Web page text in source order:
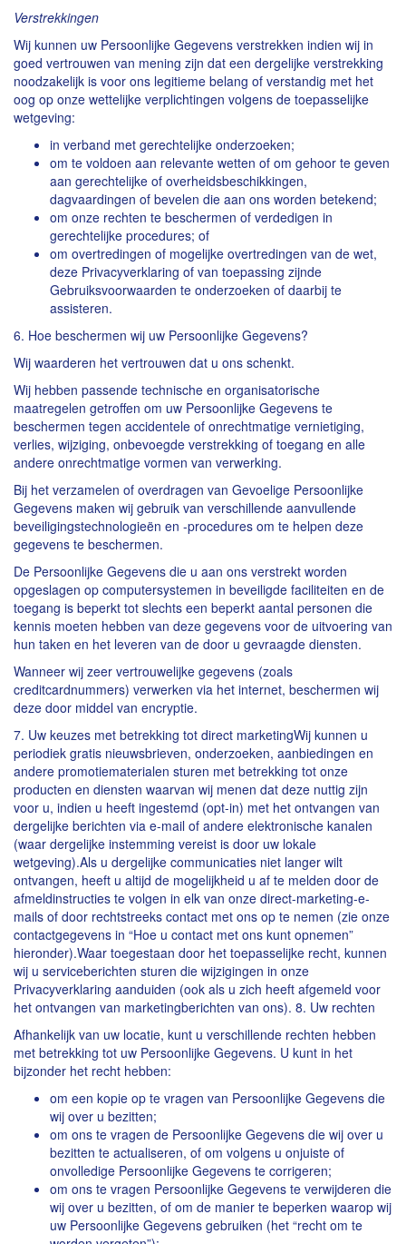
Verstrekkingen
Wij kunnen uw Persoonlijke Gegevens verstrekken indien wij in
goed vertrouwen van mening zijn dat een dergelijke verstrekking
noodzakelijk is voor ons legitieme belang of verstandig met het
oog op onze wettelijke verplichtingen volgens de toepasselijke
wetgeving:
in verband met gerechtelijke onderzoeken;
om te voldoen aan relevante wetten of om gehoor te geven
aan gerechtelijke of overheidsbeschikkingen,
dagvaardingen of bevelen die aan ons worden betekend;
om onze rechten te beschermen of verdedigen in
gerechtelijke procedures; of
om overtredingen of mogelijke overtredingen van de wet,
deze Privacyverklaring of van toepassing zijnde
Gebruiksvoorwaarden te onderzoeken of daarbij te
assisteren.
6. Hoe beschermen wij uw Persoonlijke Gegevens?
Wij waarderen het vertrouwen dat u ons schenkt.
Wij hebben passende technische en organisatorische
maatregelen getroffen om uw Persoonlijke Gegevens te
beschermen tegen accidentele of onrechtmatige vernietiging,
verlies, wijziging, onbevoegde verstrekking of toegang en alle
andere onrechtmatige vormen van verwerking.
Bij het verzamelen of overdragen van Gevoelige Persoonlijke
Gegevens maken wij gebruik van verschillende aanvullende
beveiligingstechnologieën en -procedures om te helpen deze
gegevens te beschermen.
De Persoonlijke Gegevens die u aan ons verstrekt worden
opgeslagen op computersystemen in beveiligde faciliteiten en de
toegang is beperkt tot slechts een beperkt aantal personen die
kennis moeten hebben van deze gegevens voor de uitvoering van
hun taken en het leveren van de door u gevraagde diensten.
Wanneer wij zeer vertrouwelijke gegevens (zoals
creditcardnummers) verwerken via het internet, beschermen wij
deze door middel van encryptie.
7. Uw keuzes met betrekking tot direct marketingWij kunnen u
periodiek gratis nieuwsbrieven, onderzoeken, aanbiedingen en
andere promotiematerialen sturen met betrekking tot onze
producten en diensten waarvan wij menen dat deze nuttig zijn
voor u, indien u heeft ingestemd (opt-in) met het ontvangen van
dergelijke berichten via e-mail of andere elektronische kanalen
(waar dergelijke instemming vereist is door uw lokale
wetgeving).Als u dergelijke communicaties niet langer wilt
ontvangen, heeft u altijd de mogelijkheid u af te melden door de
afmeldinstructies te volgen in elk van onze direct-marketing-e-
mails of door rechtstreeks contact met ons op te nemen (zie onze
contactgegevens in “Hoe u contact met ons kunt opnemen”
hieronder).Waar toegestaan door het toepasselijke recht, kunnen
wij u serviceberichten sturen die wijzigingen in onze
Privacyverklaring aanduiden (ook als u zich heeft afgemeld voor
het ontvangen van marketingberichten van ons). 8. Uw rechten
Afhankelijk van uw locatie, kunt u verschillende rechten hebben
met betrekking tot uw Persoonlijke Gegevens. U kunt in het
bijzonder het recht hebben:
om een kopie op te vragen van Persoonlijke Gegevens die
wij over u bezitten;
om ons te vragen de Persoonlijke Gegevens die wij over u
bezitten te actualiseren, of om volgens u onjuiste of
onvolledige Persoonlijke Gegevens te corrigeren;
om ons te vragen Persoonlijke Gegevens te verwijderen die
wij over u bezitten, of om de manier te beperken waarop wij
uw Persoonlijke Gegevens gebruiken (het “recht om te